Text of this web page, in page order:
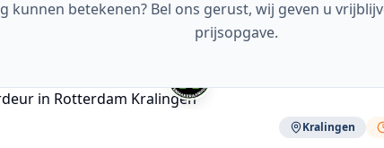
kunnen betekenen? Bel ons gerust, wij geven u
prijsopgave.
Kralingen